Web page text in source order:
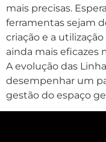
mais precisas.
ferramentas sejam
criação e a
ainda mais eficazes
A evolução das
desempenhar um
gestão do espaço